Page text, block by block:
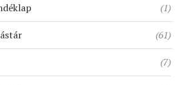
(1)
(61)
(7)